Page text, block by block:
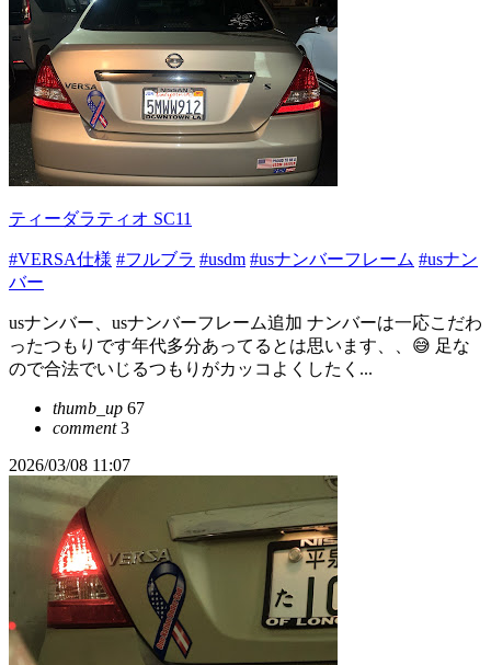
ティーダラティオ SC11
#VERSA仕様 #フルブラ #usdm #usナンバーフレーム #usナン
バー
usナンバー、usナンバーフレーム追加 ナンバーは一応こだわ
ったつもりです年代多分あってるとは思います、、😅 足な
ので合法でいじるつもりがカッコよくしたく...
thumb_up 67
comment3
2026/03/08 11:07